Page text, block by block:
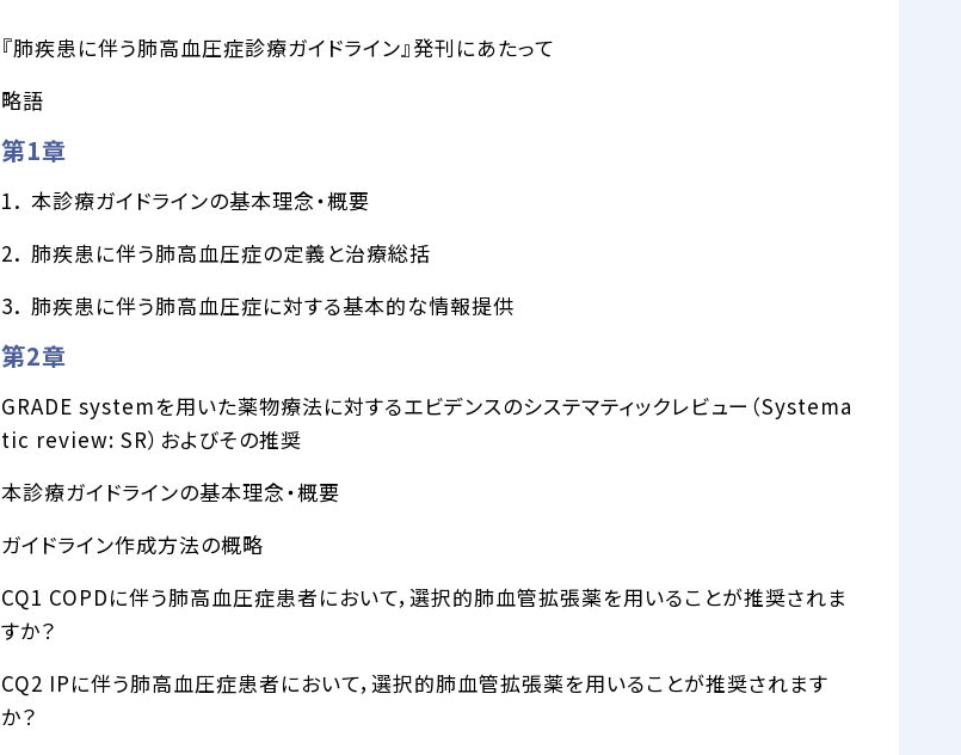
『肺疾患に伴う肺高血圧症診療ガイドライン』発刊にあたって
略語
第1章
1． 本診療ガイドラインの基本理念・概要
2． 肺疾患に伴う肺高血圧症の定義と治療総括
3． 肺疾患に伴う肺高血圧症に対する基本的な情報提供
第2章
GRADE systemを用いた薬物療法に対するエビデンスのシステマティックレビュー（Systema
tic review: SR）およびその推奨
本診療ガイドラインの基本理念・概要
ガイドライン作成方法の概略
CQ1 COPDに伴う肺高血圧症患者において，選択的肺血管拡張薬を用いることが推奨されま
すか？
CQ2 IPに伴う肺高血圧症患者において，選択的肺血管拡張薬を用いることが推奨されます
か？